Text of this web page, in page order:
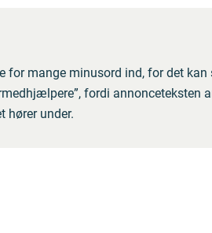
for mange minusord ind, for det
fordi annonceteksten
hører under.